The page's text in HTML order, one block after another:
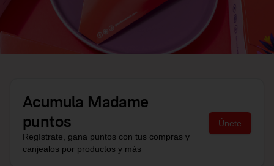
Acumula Madame
puntos
Regístrate, gana puntos con tus compras y
canjealos por productos y más
Únete